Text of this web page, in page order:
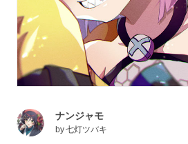
ナンジャモ
by七灯ツバキ